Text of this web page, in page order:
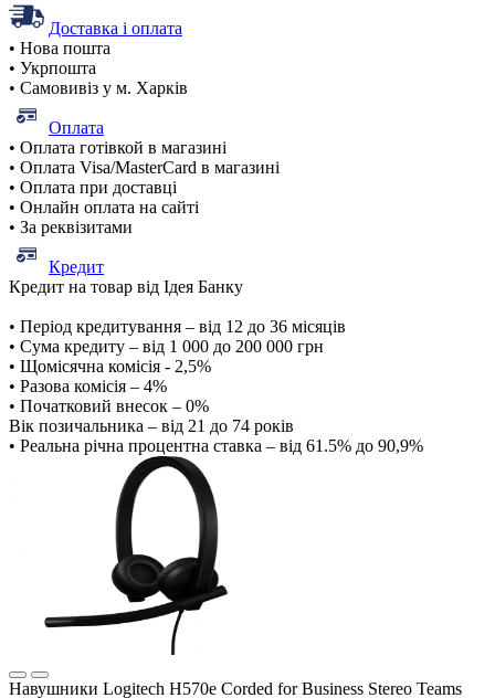
Доставка і оплата
• Нова пошта
• Укрпошта
• Самовивіз у м. Харків
Оплата
• Оплата готівкой в магазині
• Оплата Visa/MasterCard в магазині
• Оплата при доставці
• Онлайн оплата на сайті
• За реквізитами
Кредит
Кредит на товар від Ідея Банку
• Період кредитування – від 12 до 36 місяців
• Сума кредиту – від 1 000 до 200 000 грн
• Щомісячна комісія - 2,5%
• Разова комісія – 4%
• Початковий внесок – 0%
Вік позичальника – від 21 до 74 років
• Реальна річна процентна ставка – від 61.5% до 90,9%
Навушники Logitech H570e Corded for Business Stereo Teams